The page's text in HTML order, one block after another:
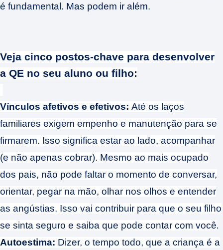
é fundamental. Mas podem ir além.
Veja cinco postos-chave para desenvolver
a QE no seu aluno ou filho:
Vínculos afetivos e efetivos: Até os laços
familiares exigem empenho e manutenção para se
firmarem. Isso significa estar ao lado, acompanhar
(e não apenas cobrar). Mesmo ao mais ocupado
dos pais, não pode faltar o momento de conversar,
orientar, pegar na mão, olhar nos olhos e entender
as angústias. Isso vai contribuir para que o seu filho
se sinta seguro e saiba que pode contar com você
Autoestima: Dizer, o tempo todo, que a criança é a